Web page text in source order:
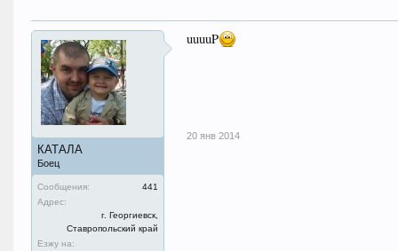
КАТАЛА
Боец
Сообщения:
441
Адрес:
г. Георгиевск,
Ставропольский край
Езжу на:
uuuuP
20 янв 2014